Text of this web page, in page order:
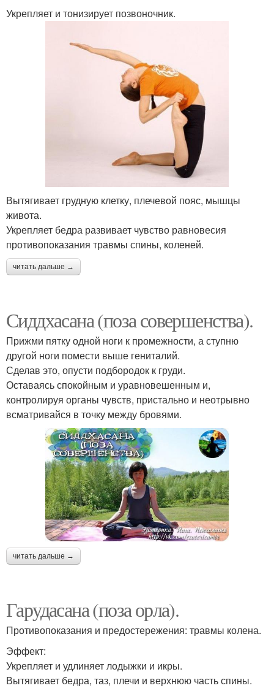
Укрепляет и тонизирует позвоночник.
Вытягивает грудную клетку, плечевой пояс, мышцы
живота.
Укрепляет бедра развивает чувство равновесия
противопоказания травмы спины, коленей.
читать дальше →
Сиддхасана (поза совершенства).
Прижми пятку одной ноги к промежности, а ступню
другой ноги помести выше гениталий.
Сделав это, опусти подбородок к груди.
Оставаясь спокойным и уравновешенным и,
контролируя органы чувств, пристально и неотрывно
всматривайся в точку между бровями.
читать дальше →
Гарудасана (поза орла).
Противопоказания и предостережения: травмы колена.
Эффект:
Укрепляет и удлиняет лодыжки и икры.
Вытягивает бедра, таз, плечи и верхнюю часть спины.